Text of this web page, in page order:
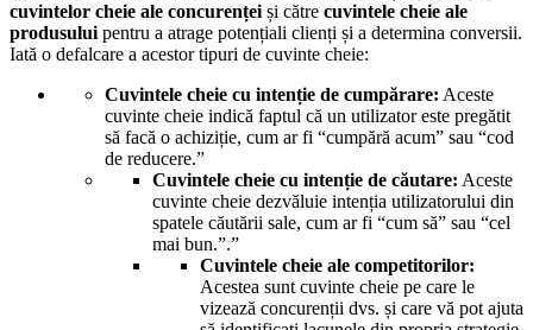
cuvintelor cheie ale concurențeiși către cuvintele cheie ale
produsuluipentru a atrage potențiali clienți și a determina conversii.
Iată o defalcare a acestor tipuri de cuvinte cheie:
Cuvintele cheie cu intenție de cumpărare: Aceste
cuvinte cheie indică faptul că un utilizator este pregătit
să facă o achiziție, cum ar fi “cumpără acum” sau “cod
de reducere.”
Cuvintele cheie cu intenție de căutare: Aceste
cuvinte cheie dezvăluie intenția utilizatorului din
spatele căutării sale, cum ar fi “cum să” sau “cel
mai bun.”.”
Cuvintele cheie ale competitorilor:
Acestea sunt cuvinte cheie pe care le
vizează concurenții dvs. și care vă pot ajuta